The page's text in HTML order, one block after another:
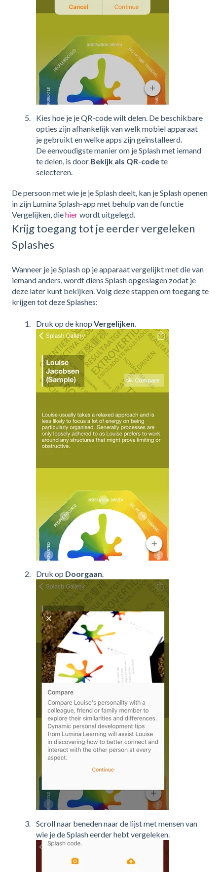
Kies hoe je je QR-code wilt delen. De beschikbare
opties zijn afhankelijk van welk mobiel apparaat
je gebruikt en welke apps zijn geïnstalleerd.
De eenvoudigste manier om je Splash met iemand
te delen, is door Bekijk als QR-codete
selecteren.
De persoon met wie je je Splash deelt, kan je Splash openen
in zijn Lumina Splash-app met behulp van de functie
Vergelijken, diehierwordt uitgelegd.
Krijg toegang tot je eerder vergeleken
Splashes
Wanneer je je Splash op je apparaat vergelijkt met die van
iemand anders, wordt diens Splash opgeslagen zodat je
deze later kunt bekijken. Volg deze stappen om toegang te
krijgen tot deze Splashes:
Druk op de knop Vergelijken.
Druk op Doorgaan.
Scroll naar beneden naar de lijst met mensen van
wie je de Splash eerder hebt vergeleken.